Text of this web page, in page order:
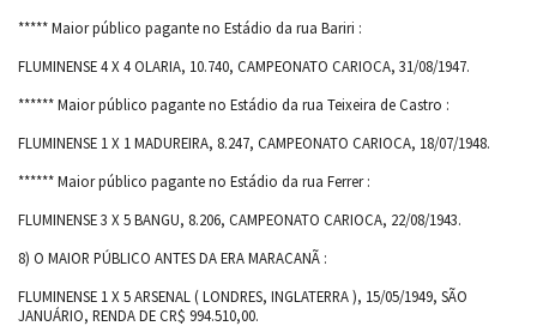
***** Maior público pagante no Estádio da rua Bariri :
FLUMINENSE 4 X 4 OLARIA, 10.740, CAMPEONATO CARIOCA, 31/08/1947.
****** Maior público pagante no Estádio da rua Teixeira de Castro :
FLUMINENSE 1 X 1 MADUREIRA, 8.247, CAMPEONATO CARIOCA, 18/07/1948.
****** Maior público pagante no Estádio da rua Ferrer :
FLUMINENSE 3 X 5 BANGU, 8.206, CAMPEONATO CARIOCA, 22/08/1943.
8) O MAIOR PÚBLICO ANTES DA ERA MARACANÃ :
FLUMINENSE 1 X 5 ARSENAL ( LONDRES, INGLATERRA ), 15/05/1949, SÃO
JANUÁRIO, RENDA DE CR$ 994.510,00.